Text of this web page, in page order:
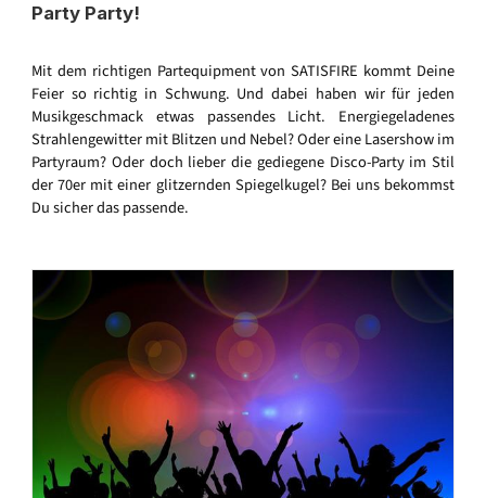
Party Party!
Mit dem richtigen Partequipment von SATISFIRE kommt Deine
Feier so richtig in Schwung. Und dabei haben wir für jeden
Musikgeschmack etwas passendes Licht. Energiegeladenes
Strahlengewitter mit Blitzen und Nebel? Oder eine Lasershow im
Partyraum? Oder doch lieber die gediegene Disco-Party im Stil
der 70er mit einer glitzernden Spiegelkugel? Bei uns bekommst
Du sicher das passende.